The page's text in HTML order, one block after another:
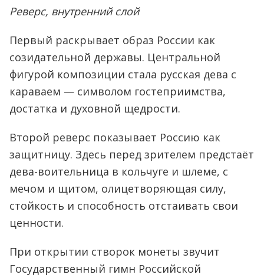
Реверс, внутренний слой
Первый раскрывает образ России как
созидательной державы. Центральной
фигурой композиции стала русская дева с
караваем — символом гостеприимства,
достатка и духовной щедрости.
Второй реверс показывает Россию как
защитницу. Здесь перед зрителем предстаёт
дева-воительница в кольчуге и шлеме, с
мечом и щитом, олицетворяющая силу,
стойкость и способность отстаивать свои
ценности.
При открытии створок монеты звучит
Государственный гимн Российской